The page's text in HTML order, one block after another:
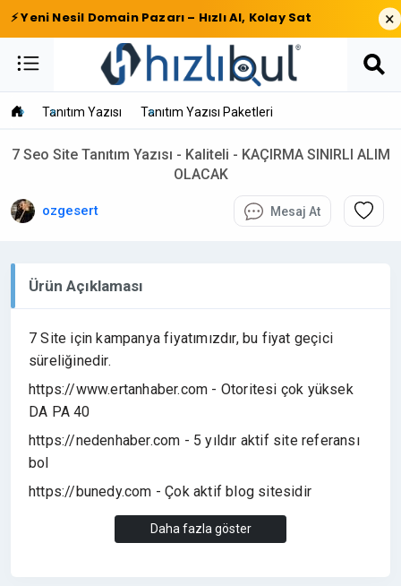
⚡ Yeni Nesil Domain Pazarı – Hızlı Al, Kolay Sat ×
Tanıtım Yazısı Tanıtım Yazısı Paketleri
7 Seo Site Tanıtım Yazısı - Kaliteli - KAÇIRMA SINIRLI ALIM
OLACAK
ozgesert Mesaj At
Ürün Açıklaması
7 Site için kampanya fiyatımızdır, bu fiyat geçici
süreliğinedir.
https://www.ertanhaber.com - Otoritesi çok yüksek
DA PA 40
https://nedenhaber.com - 5 yıldır aktif site referansı
bol
https://bunedy.com - Çok aktif blog sitesidir
https://erdoganhaber.com - Google search yüksek
sitedir (Erdoğan haber)
Daha fazla göster